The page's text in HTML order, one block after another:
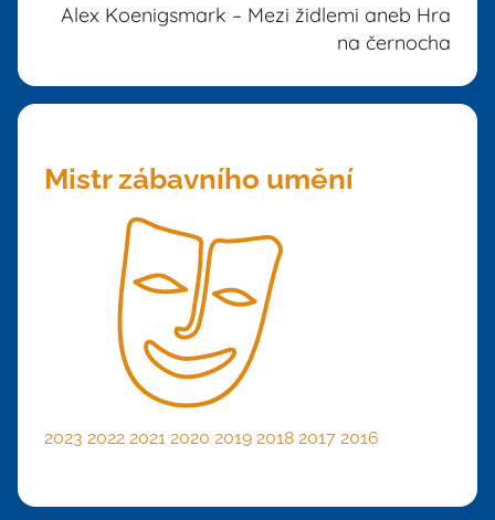
Alex Koenigsmark – Mezi židlemi aneb Hra
na černocha
Mistr zábavního umění
2023 2022 2021 2020 2019 2018 2017 2016